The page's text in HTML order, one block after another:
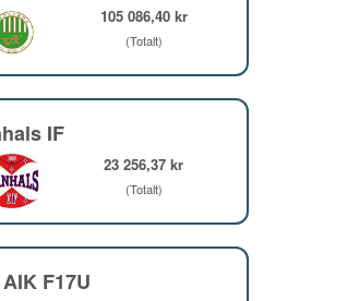
105 086,40 kr
(Totalt)
IF
23 256,37 kr
(Totalt)
F17U